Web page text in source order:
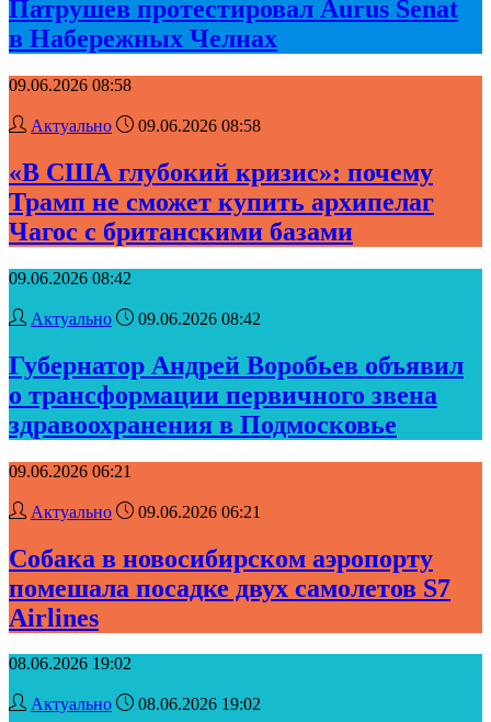
Патрушев протестировал Aurus Senat
в Набережных Челнах
09.06.2026 08:58
Актуально 09.06.2026 08:58
«В США глубокий кризис»: почему
Трамп не сможет купить архипелаг
Чагос с британскими базами
09.06.2026 08:42
Актуально 09.06.2026 08:42
Губернатор Андрей Воробьев объявил
о трансформации первичного звена
здравоохранения в Подмосковье
09.06.2026 06:21
Актуально 09.06.2026 06:21
Собака в новосибирском аэропорту
помешала посадке двух самолетов S7
Airlines
08.06.2026 19:02
Актуально 08.06.2026 19:02